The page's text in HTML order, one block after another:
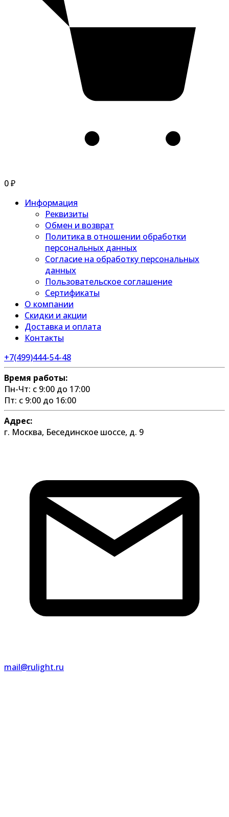
0₽
Информация
Реквизиты
Обмен и возврат
Политика в отношении обработки
персональных данных
Согласие на обработку персональных
данных
Пользовательское соглашение
Сертификаты
О компании
Скидки и акции
Доставка и оплата
Контакты
+7(499)444-54-48
Время работы:
Пн-Чт: с 9:00 до 17:00
Пт: с 9:00 до 16:00
Адрес:
г. Москва, Бесединское шоссе, д. 9
mail@rulight.ru